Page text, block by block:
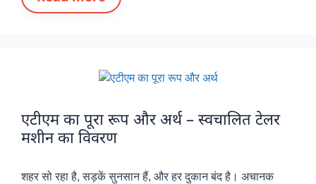
एटीएम का पूरा रूप और अर्थ – स्वचालित टेलर
मशीन का विवरण
शहर सो रहा है, सड़कें सुनसान हैं, और हर दुकान बंद है। अचानक